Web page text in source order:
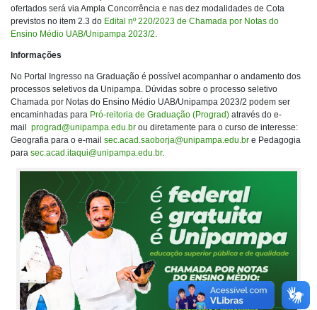
ofertados será via Ampla Concorrência e nas dez modalidades de Cota
previstos no item 2.3 do Edital nº 220/2023 de Chamada por Notas do
Ensino Médio UAB/Unipampa 2023/2.
Informações
No Portal Ingresso na Graduação é possível acompanhar o andamento dos
processos seletivos da Unipampa. Dúvidas sobre o processo seletivo
Chamada por Notas do Ensino Médio UAB/Unipampa 2023/2 podem ser
encaminhadas para Pró-reitoria de Graduação (Prograd) através do e-
mail prograd@unipampa.edu.br ou diretamente para o curso de interesse:
Geografia para o e-mail sec.acad.saoborja@unipampa.edu.br e Pedagogia
para sec.acad.itaqui@unipampa.edu.br.